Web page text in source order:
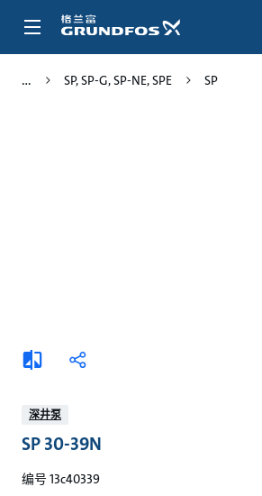
SP, SP-G, SP-NE, SPE SP
添
加
较
分
深井泵
SP 30-39N
编号 13c40339